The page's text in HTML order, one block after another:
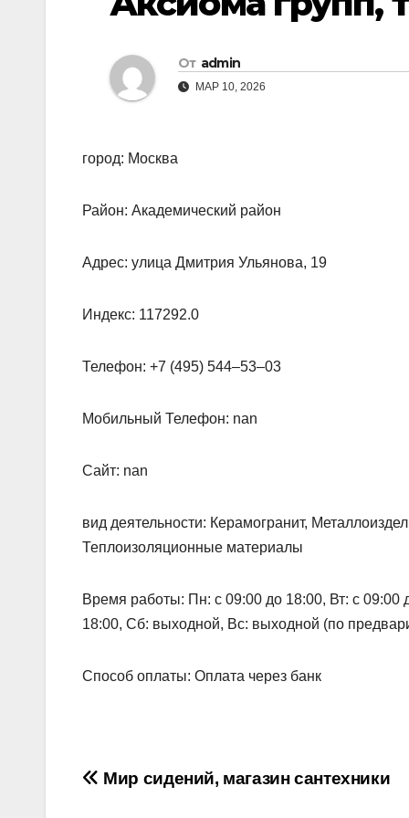
От admin
МАР 10, 2026
город: Москва
Район: Академический район
Адрес: улица Дмитрия Ульянова, 19
Индекс: 117292.0
Телефон: +7 (495) 544‒53‒03
Мобильный Телефон: nan
Сайт: nan
вид деятельности: Керамогранит,
Теплоизоляционные материалы
Время работы: Пн: с 09:00 до 18:00, Вт: с 09:00
18:00, Сб: выходной, Вс: выходной (по
Способ оплаты: Оплата через банк
Навигация
Мир сидений, магазин сантехники